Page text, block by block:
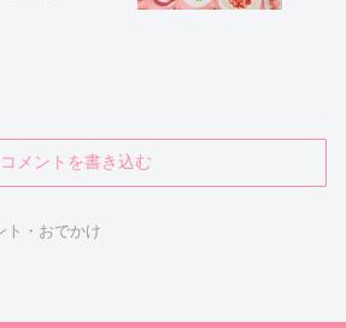
コメントを書き込む
ト・おでかけ